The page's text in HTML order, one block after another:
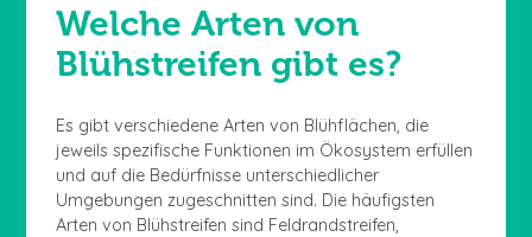
Welche Arten von
Blühstreifen gibt es?
Es gibt verschiedene Arten von Blühflächen, die
jeweils spezifische Funktionen im Ökosystem erfüllen
und auf die Bedürfnisse unterschiedlicher
Umgebungen zugeschnitten sind. Die häufigsten
Arten von Blühstreifen sind Feldrandstreifen,